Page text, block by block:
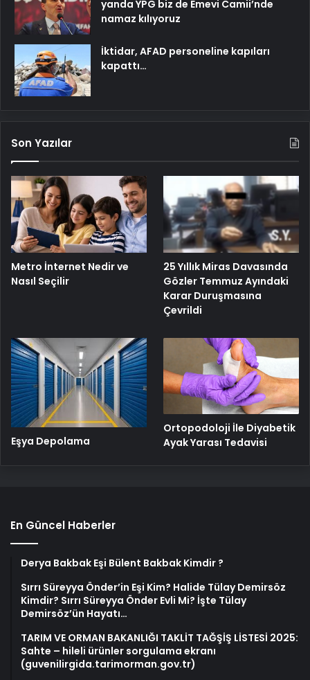
yanda YPG biz de Emevi Camii’nde
namaz kılıyoruz
İktidar, AFAD personeline kapıları
kapattı…
Son Yazılar
Metro İnternet Nedir ve
Nasıl Seçilir
25 Yıllık Miras Davasında
Gözler Temmuz Ayındaki
Karar Duruşmasına
Çevrildi
Eşya Depolama
Ortopodoloji İle Diyabetik
Ayak Yarası Tedavisi
En Güncel Haberler
Derya Bakbak Eşi Bülent Bakbak Kimdir ?
Sırrı Süreyya Önder’in Eşi Kim? Halide Tülay Demirsöz
Kimdir? Sırrı Süreyya Önder Evli Mi? İşte Tülay
Demirsöz’ün Hayatı…
TARIM VE ORMAN BAKANLIĞI TAKLİT TAĞŞİŞ LİSTESİ 2025:
Sahte – hileli ürünler sorgulama ekranı
(guvenilirgida.tarimorman.gov.tr)